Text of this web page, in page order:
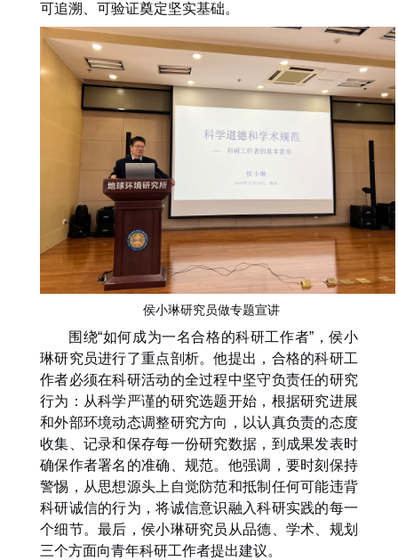
可追溯、可验证奠定坚实基础。
侯小琳研究员做专题宣讲
围绕“如何成为一名合格的科研工作者”，侯小
琳研究员进行了重点剖析。他提出，合格的科研工
作者必须在科研活动的全过程中坚守负责任的研究
行为：从科学严谨的研究选题开始，根据研究进展
和外部环境动态调整研究方向，以认真负责的态度
收集、记录和保存每一份研究数据，到成果发表时
确保作者署名的准确、规范。他强调，要时刻保持
警惕，从思想源头上自觉防范和抵制任何可能违背
科研诚信的行为，将诚信意识融入科研实践的每一
个细节。最后， 侯小琳研究员 从品德
学术、规划
三个方面向青年科研工作者提出建议。